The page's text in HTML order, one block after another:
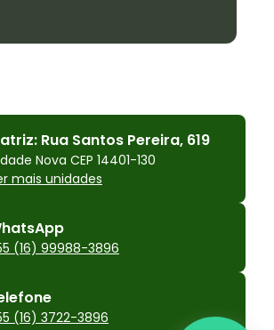
Rua Santos Pereira, 619
Nova CEP 14401-130
mais unidades
(16) 99988-3896
(16) 3722-3896